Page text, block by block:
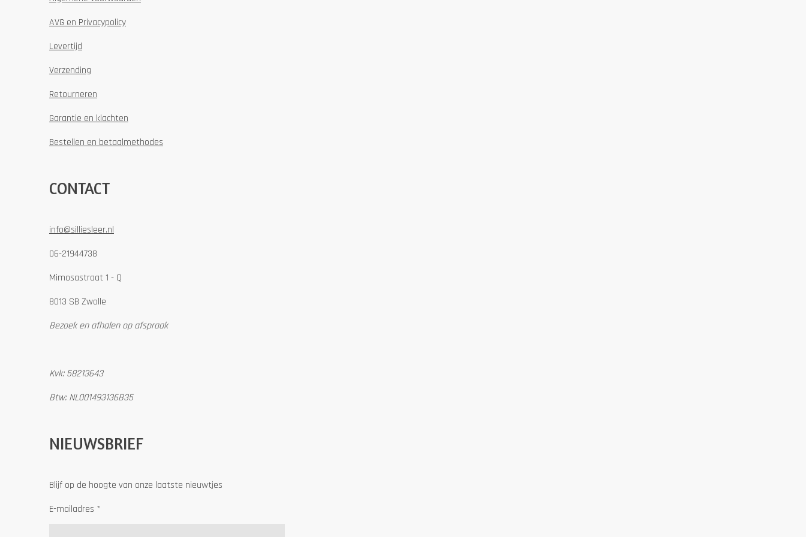
AVG en Privacypolicy
Levertijd
Verzending
Retourneren
Garantie en klachten
Bestellen en betaalmethodes
CONTACT
info@silliesleer.nl
06-21944738
Mimosastraat 1 - Q
8013 SB Zwolle
Bezoek en afhalen op afspraak
Kvk: 58213643
Btw: NL001493136B35
NIEUWSBRIEF
Blijf op de hoogte van onze laatste nieuwtjes
E-mailadres *